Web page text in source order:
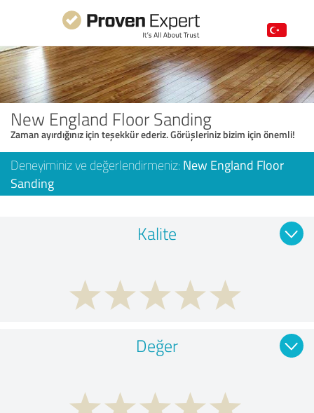
New England Floor Sanding
Zaman ayırdığınız için teşekkür ederiz. Görüşleriniz bizim için önemli!
Deneyiminiz ve değerlendirmeniz: New England Floor
Sanding
Kalite
Değer